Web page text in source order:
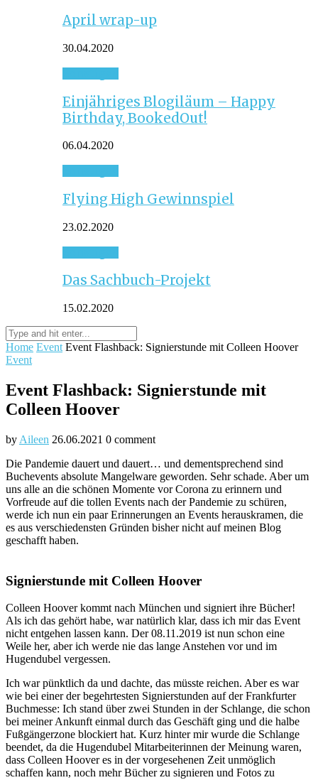
April wrap-up
30.04.2020
Einjähriges Blogiläum – Happy
Birthday, BookedOut!
06.04.2020
Flying High Gewinnspiel
23.02.2020
Das Sachbuch-Projekt
15.02.2020
Home Event Event Flashback: Signierstunde mit Colleen Hoover
Event
Event Flashback: Signierstunde mit
Colleen Hoover
by Aileen 26.06.2021 0 comment
Die Pandemie dauert und dauert… und dementsprechend sind
Buchevents absolute Mangelware geworden. Sehr schade. Aber um
uns alle an die schönen Momente vor Corona zu erinnern und
Vorfreude auf die tollen Events nach der Pandemie zu schüren,
werde ich nun ein paar Erinnerungen an Events herauskramen, die
es aus verschiedensten Gründen bisher nicht auf meinen Blog
geschafft haben.
Signierstunde mit Colleen Hoover
Colleen Hoover kommt nach München und signiert ihre Bücher!
Als ich das gehört habe, war natürlich klar, dass ich mir das Event
nicht entgehen lassen kann. Der 08.11.2019 ist nun schon eine
Weile her, aber ich werde nie das lange Anstehen vor und im
Hugendubel vergessen.
Ich war pünktlich da und dachte, das müsste reichen. Aber es war
wie bei einer der begehrtesten Signierstunden auf der Frankfurter
Buchmesse: Ich stand über zwei Stunden in der Schlange, die schon
bei meiner Ankunft einmal durch das Geschäft ging und die halbe
Fußgängerzone blockiert hat. Kurz hinter mir wurde die Schlange
beendet, da die Hugendubel Mitarbeiterinnen der Meinung waren,
dass Colleen Hoover es in der vorgesehenen Zeit unmöglich
schaffen kann, noch mehr Bücher zu signieren und Fotos zu